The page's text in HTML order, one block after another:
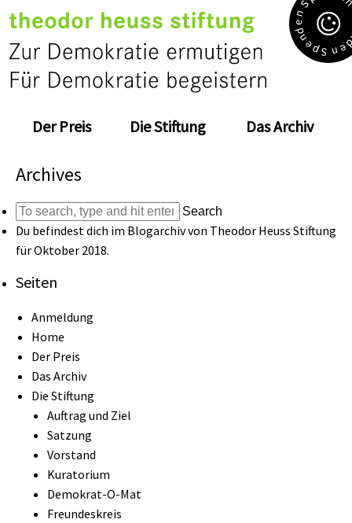
Der Preis Die Stiftung Das Archiv
S
p
e
n
d
e
n
S
e
n
Archives
Search
Du befindest dich im Blogarchiv von Theodor Heuss Stiftung
für Oktober 2018.
Seiten
Anmeldung
Home
Der Preis
Das Archiv
Die Stiftung
Auftrag und Ziel
Satzung
Vorstand
Kuratorium
Demokrat-O-Mat
Freundeskreis